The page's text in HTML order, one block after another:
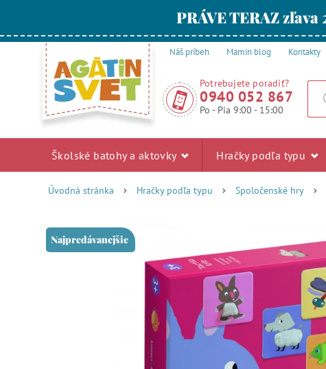
PRÁVE TERAZ
Náš príbeh Mamin blog Kontakty
Potrebujete poradiť?
0940 052 867
Po - Pia 9:00 - 15:00
Školské batohy a aktovky Hračky podľa typu
Úvodná stránka Hračky podľa typu Spoločenské hry
Najpredávanejšie